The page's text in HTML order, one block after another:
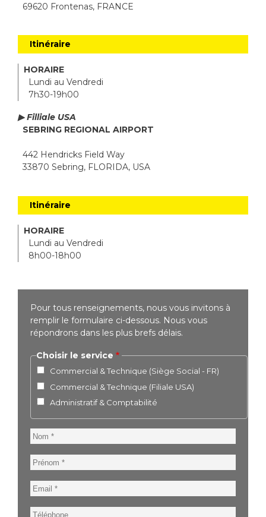
69620 Frontenas, FRANCE
Itinéraire
HORAIRE
Lundi au Vendredi
7h30-19h00
▶ Filliale USA
SEBRING REGIONAL AIRPORT
442 Hendricks Field Way
33870 Sebring, FLORIDA, USA
Itinéraire
HORAIRE
Lundi au Vendredi
8h00-18h00
Pour tous renseignements, nous vous invitons à
remplir le formulaire ci-dessous. Nous vous
répondrons dans les plus brefs délais.
Choisir le service
Commercial & Technique (Siège Social - FR)
Commercial & Technique (Filiale USA)
Administratif & Comptabilité
Nom
Prénom
Email
Téléphone